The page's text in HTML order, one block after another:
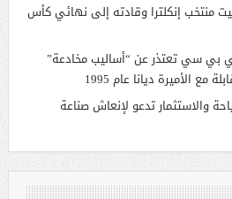
منتخب إنكلترا وقادته إلى نهائي كأس
بي سي تعتذر عن “أساليب مخادعة”
الأميرة ديانا عام 1995
والاستثمار تدعو لإنعاش صناعة